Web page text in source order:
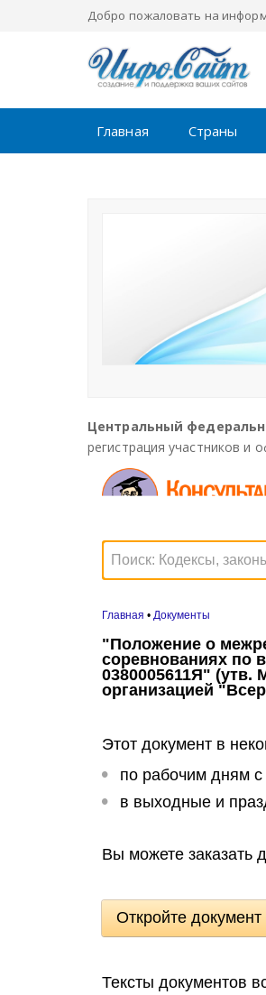
Добро пожаловать на
Главная Страны
Центральный
регистрация участников и